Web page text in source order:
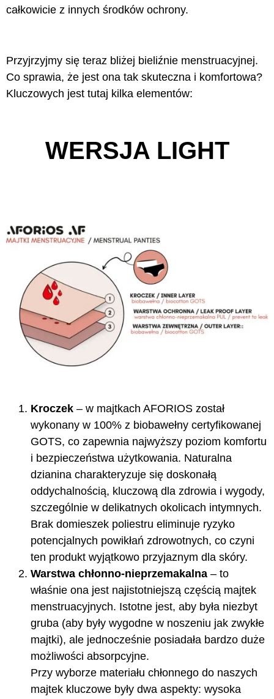
całkowicie z innych środków ochrony.
Przyjrzyjmy się teraz bliżej bieliźnie menstruacyjnej.
Co sprawia, że jest ona tak skuteczna i komfortowa?
Kluczowych jest tutaj kilka elementów:
WERSJA LIGHT
Kroczek – w majtkach AFORIOS został
wykonany w 100% z biobawełny certyfikowanej
GOTS, co zapewnia najwyższy poziom komfortu
i bezpieczeństwa użytkowania. Naturalna
dzianina charakteryzuje się doskonałą
oddychalnością, kluczową dla zdrowia i wygody,
szczególnie w delikatnych okolicach intymnych.
Brak domieszek poliestru eliminuje ryzyko
potencjalnych powikłań zdrowotnych, co czyni
ten produkt wyjątkowo przyjaznym dla skóry.
Warstwa chłonno-nieprzemakalna – to
właśnie ona jest najistotniejszą częścią majtek
menstruacyjnych. Istotne jest, aby była niezbyt
gruba (aby były wygodne w noszeniu jak zwykłe
majtki), ale jednocześnie posiadała bardzo duże
możliwości absorpcyjne.
Przy wyborze materiału chłonnego do naszych
majtek kluczowe były dwa aspekty: wysoka